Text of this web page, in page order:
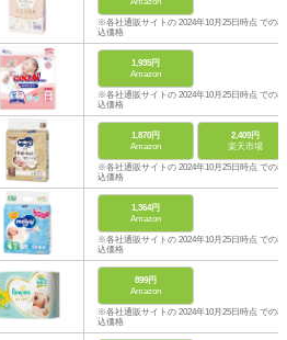
※各社通販サイトの 2024年10月25日時点 での税
込価格
1,935円
Amazon
※各社通販サイトの 2024年10月25日時点 での税
込価格
1,870円
Amazon
2,409円
楽天市場
※各社通販サイトの 2024年10月25日時点 での税
込価格
1,364円
Amazon
※各社通販サイトの 2024年10月25日時点 での税
込価格
899円
Amazon
※各社通販サイトの 2024年10月25日時点 での税
込価格